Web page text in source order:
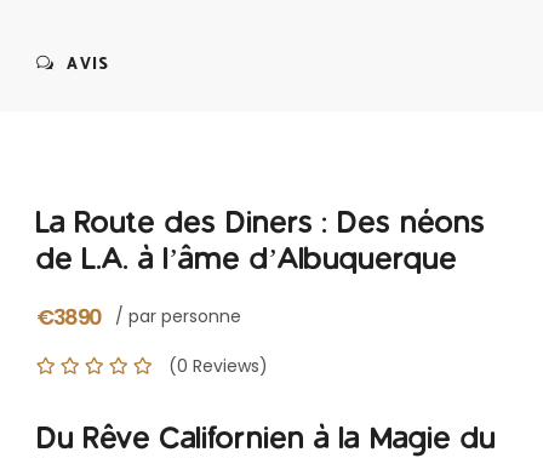
AVIS
La Route des Diners : Des néons
de L.A. à l’âme d’Albuquerque
€3890 / par personne
(0 Reviews)
Du Rêve Californien à la Magie du